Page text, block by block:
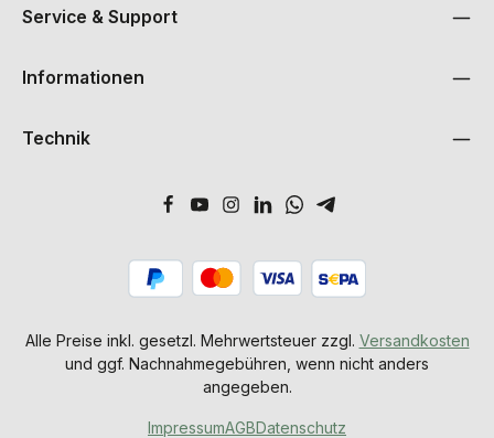
Service & Support
Informationen
Technik
Alle Preise inkl. gesetzl. Mehrwertsteuer zzgl. Versandkosten
und ggf. Nachnahmegebühren, wenn nicht anders
angegeben.
ImpressumAGBDatenschutz